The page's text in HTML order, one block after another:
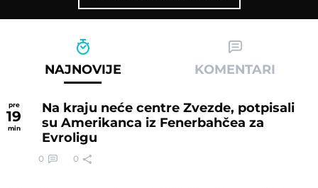
NAJNOVIJE KOMENTARI
pre
19
min
Na kraju neće centre Zvezde, potpisali
su Amerikanca iz Fenerbahčea za
Evroligu
0 0